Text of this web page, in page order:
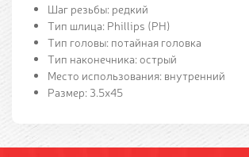
Шаг резьбы: редкий
Тип шлица: Phillips (PH)
Тип головы: потайная головка
Тип наконечника: острый
Место использования: внутренний
Размер: 3.5х45